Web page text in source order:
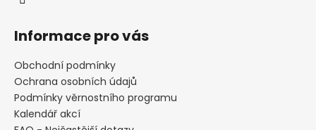
Informace pro vás
Obchodní podmínky
Ochrana osobních údajů
Podmínky věrnostního programu
Kalendář akcí